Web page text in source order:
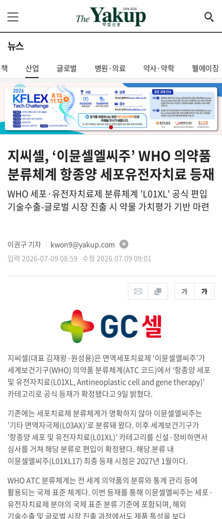
뉴스
산업 글로벌 병원·의료 약사·약학 웰에이징
지씨셀, ‘이뮨셀엘씨주’ WHO 의약품
분류체계 항종양 세포유전자치료 등재
WHO 세포·유전자치료제 분류체계 'L01XL' 공식 편입
기술수출-글로벌 시장 진출 시 약물 가치평가 기반 마련
이권구 기자
kwon9@yakup.com
입력 2026-07-09 08:59 수정 2026.07.09 09:01
지씨셀(대표 김재왕·원성용)은 면역세포치료제 ‘이뮨셀엘씨주’가
세계보건기구(WHO) 의약품 분류체계(ATC 코드)에서 ‘항종양 세포
및 유전자치료(L01XL, Antineoplastic cell and gene therapy)’
카테고리로 공식 등재가 확정됐다고 9일 밝혔다.
기존에는 세포치료제 분류체계가 명확하지 않아 이뮨셀엘씨주는
'기타 면역자극제(L03AX)'로 분류돼 왔다. 이후 세계보건기구가
'항종양 세포 및 유전자치료(L01XL)' 카테고리를 신설·정비하면서
심사를 거쳐 해당 분류로 편입이 확정됐다. 해당 분류 내
이뮨셀엘씨주(L01XL17) 최종 등재 시점은 2027년 1월이다.
WHO ATC 분류체계는 전 세계 의약품의 분류와 통계 관리 등에
활용되는 국제 표준 체계다. 이번 등재를 통해 이뮨셀엘씨주는 세포·
유전자치료제 분야의 국제 표준 분류 기준에 포함되며, 해외
기술수출 및 글로벌 시장 진출 과정에서도 제품 특성을 보다